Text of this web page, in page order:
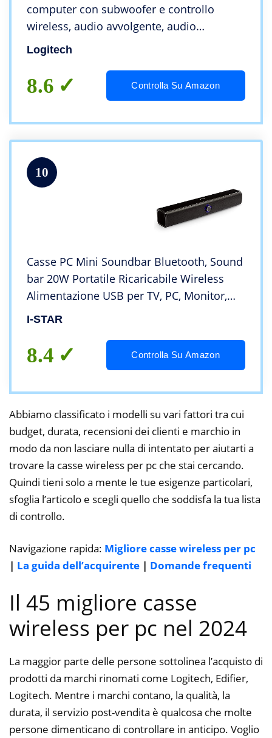
computer con subwoofer e controllo
wireless, audio avvolgente, audio
premium con ingressi multipli,
altoparlanti USB – Nero
Logitech
8.6 Controlla Su Amazon
10
Casse PC Mini Soundbar Bluetooth, Sound
bar 20W Portatile Ricaricabile Wireless
Alimentazione USB per TV, PC, Monitor,
Computer, Gaming con True Wireless
I-STAR
8.4 Controlla Su Amazon
Abbiamo classificato i modelli su vari fattori tra cui
budget, durata, recensioni dei clienti e marchio in
modo da non lasciare nulla di intentato per aiutarti a
trovare la casse wireless per pc che stai cercando.
Quindi tieni solo a mente le tue esigenze particolari,
sfoglia l’articolo e scegli quello che soddisfa la tua lista
di controllo.
Navigazione rapida: Migliore casse wireless per pc
| La guida dell’acquirente | Domande frequenti
Il 45 migliore casse
wireless per pc nel 2024
La maggior parte delle persone sottolinea l’acquisto di
prodotti da marchi rinomati come Logitech, Edifier,
Logitech. Mentre i marchi contano, la qualità, la
durata, il servizio post-vendita è qualcosa che molte
persone dimenticano di controllare in anticipo. Voglio